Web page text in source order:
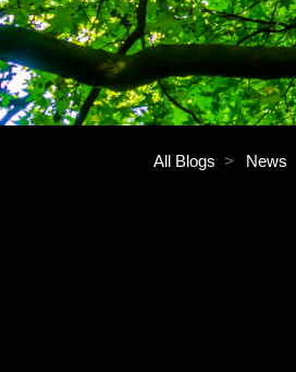
All Blogs News